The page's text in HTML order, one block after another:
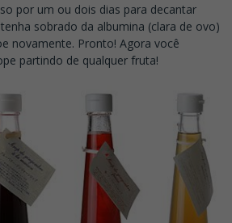
por um ou dois dias para decantar
sobrado da albumina (clara de ovo)
novamente. Pronto! Agora você
partindo de qualquer fruta!